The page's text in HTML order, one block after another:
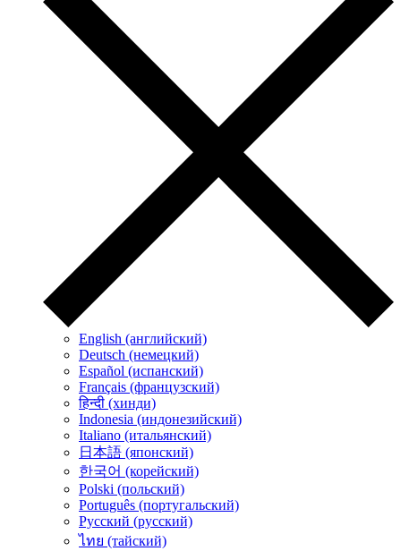
English (английский)
Deutsch (немецкий)
Español (испанский)
Français (французский)
हिन्दी (хинди)
Indonesia (индонезийский)
Italiano (итальянский)
日本語 (японский)
한국어 (корейский)
Polski (польский)
Português (португальский)
Русский (русский)
ไทย (тайский)